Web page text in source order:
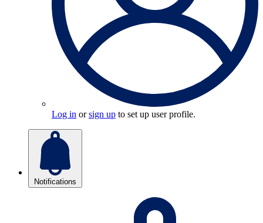
Log in orsign up to set up user profile.
Notifications